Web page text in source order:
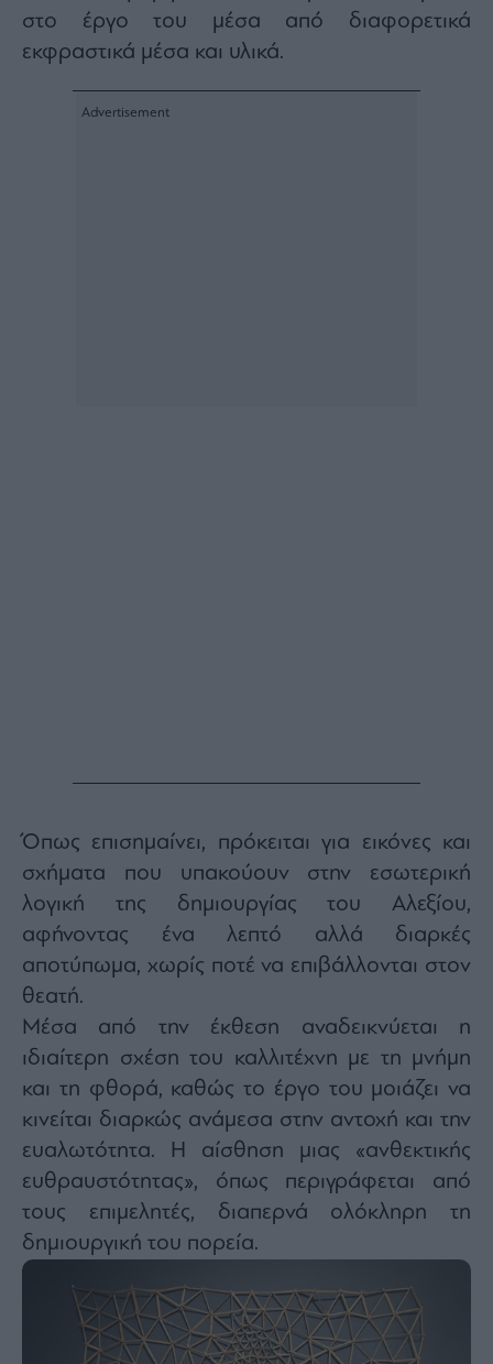
στο έργο του μέσα από διαφορετικά
εκφραστικά μέσα και υλικά.
Όπως επισημαίνει, πρόκειται για εικόνες και
σχήματα που υπακούουν στην εσωτερική
λογική της δημιουργίας του Αλεξίου,
αφήνοντας ένα λεπτό αλλά διαρκές
αποτύπωμα, χωρίς ποτέ να επιβάλλονται στον
θεατή.
Μέσα από την έκθεση αναδεικνύεται η
ιδιαίτερη σχέση του καλλιτέχνη με τη μνήμη
και τη φθορά, καθώς το έργο του μοιάζει να
κινείται διαρκώς ανάμεσα στην αντοχή και την
ευαλωτότητα. Η αίσθηση μιας «ανθεκτικής
ευθραυστότητας», όπως περιγράφεται από
τους επιμελητές, διαπερνά ολόκληρη τη
δημιουργική του πορεία.